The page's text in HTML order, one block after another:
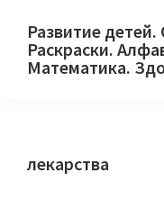
primary
main
primary
Развитие
Раскраски.
Математика.
и
лекарства